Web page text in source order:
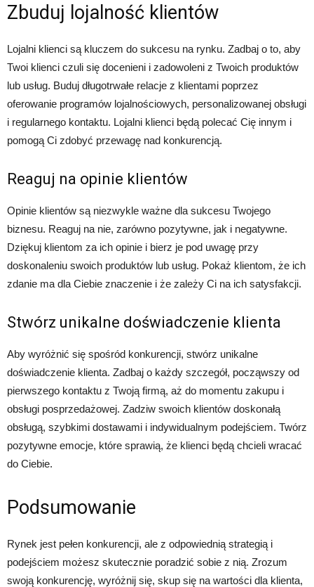
Zbuduj lojalność klientów
Lojalni klienci są kluczem do sukcesu na rynku. Zadbaj o to, aby
Twoi klienci czuli się docenieni i zadowoleni z Twoich produktów
lub usług. Buduj długotrwałe relacje z klientami poprzez
oferowanie programów lojalnościowych, personalizowanej obsługi
i regularnego kontaktu. Lojalni klienci będą polecać Cię innym i
pomogą Ci zdobyć przewagę nad konkurencją.
Reaguj na opinie klientów
Opinie klientów są niezwykle ważne dla sukcesu Twojego
biznesu. Reaguj na nie, zarówno pozytywne, jak i negatywne.
Dziękuj klientom za ich opinie i bierz je pod uwagę przy
doskonaleniu swoich produktów lub usług. Pokaż klientom, że ich
zdanie ma dla Ciebie znaczenie i że zależy Ci na ich satysfakcji.
Stwórz unikalne doświadczenie klienta
Aby wyróżnić się spośród konkurencji, stwórz unikalne
doświadczenie klienta. Zadbaj o każdy szczegół, począwszy od
pierwszego kontaktu z Twoją firmą, aż do momentu zakupu i
obsługi posprzedażowej. Zadziw swoich klientów doskonałą
obsługą, szybkimi dostawami i indywidualnym podejściem. Twórz
pozytywne emocje, które sprawią, że klienci będą chcieli wracać
do Ciebie.
Podsumowanie
Rynek jest pełen konkurencji, ale z odpowiednią strategią i
podejściem możesz skutecznie poradzić sobie z nią. Zrozum
swoją konkurencję, wyróżnij się, skup się na wartości dla klienta,